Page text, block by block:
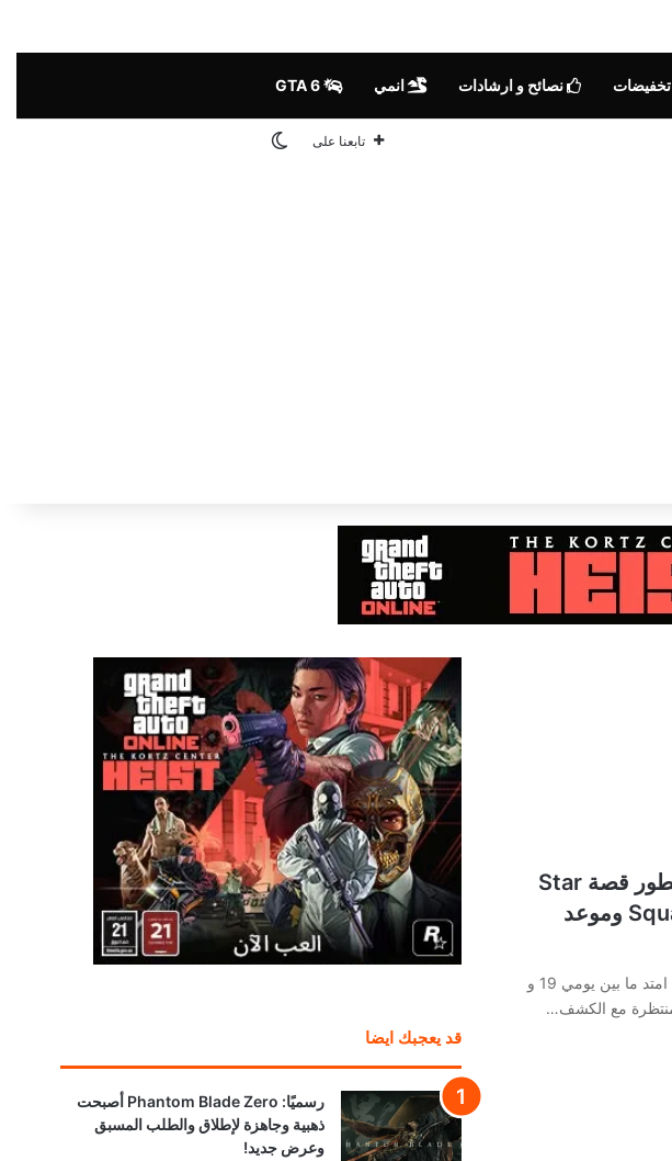
تخفيضات نصائح و ارشادات انمي
تابعنا على الوضع المظلم
شاهد ساعة كاملة مذهلة لطور قصة Star
Citizen بعنوان Squadron 42 وموعد
شهد مؤتمر CitizenCon السنوي الذي امتد ما بين يومي 19 و
قد يعجبك ايضا
رسميًا: Phantom Blade Zero أصبحت
ذهبية وجاهزة لإطلاق والطلب المسبق
وعرض جديد!